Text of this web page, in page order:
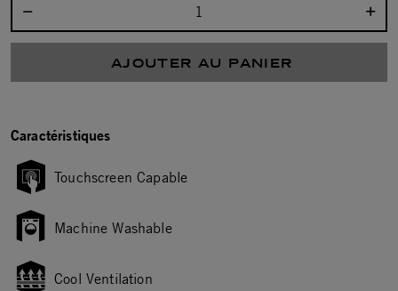
AJOUTER AU PANIER
Caractéristiques
Touchscreen Capable
Machine Washable
Cool Ventilation